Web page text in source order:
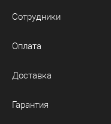
Сотрудники
Оплата
Доставка
Гарантия